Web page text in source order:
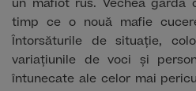
un mafiot rus. Vechea gardă
timp ce o nouă mafie
Întorsăturile de situație,
variațiunile de voci și
întunecate ale celor mai